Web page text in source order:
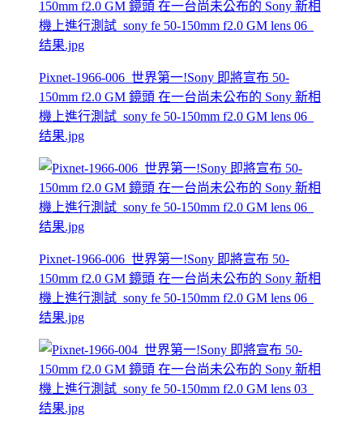
Pixnet-1966-006_世界第一!Sony 即將宣布 50-
150mm f2.0 GM 鏡頭 在一台尚未公布的 Sony 新相
機上進行測試_sony fe 50-150mm f2.0 GM lens 06_
结果.jpg
Pixnet-1966-006_世界第一!Sony 即將宣布 50-
150mm f2.0 GM 鏡頭 在一台尚未公布的 Sony 新相
機上進行測試_sony fe 50-150mm f2.0 GM lens 06_
结果.jpg